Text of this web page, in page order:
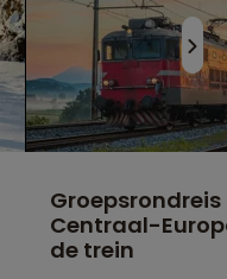
Groepsrondreis
Centraal-
de trein